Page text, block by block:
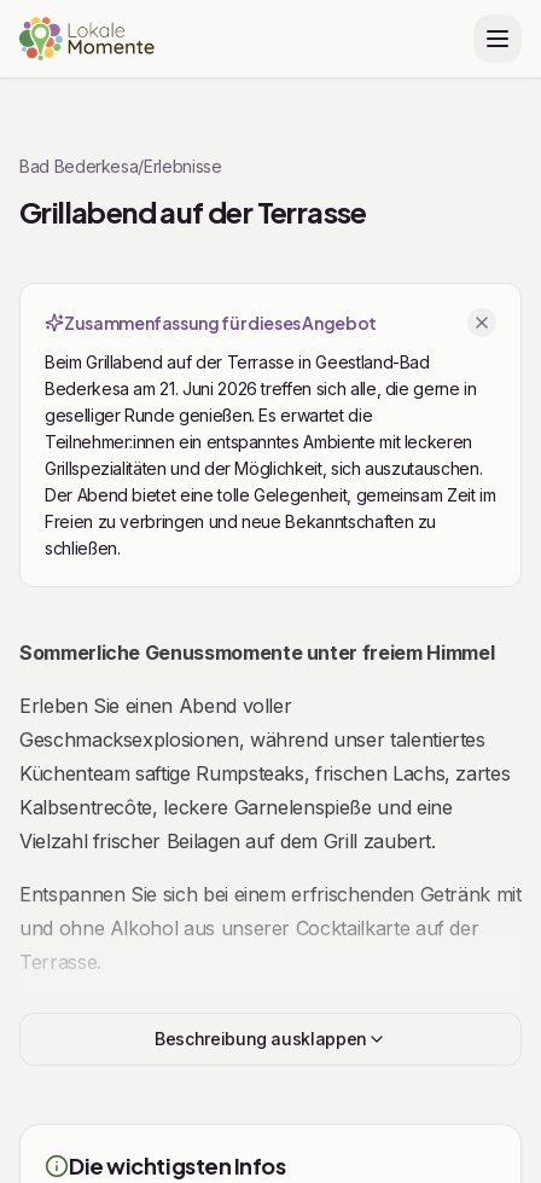
Bad Bederkesa/Erlebnisse
Grillabend auf der Terrasse
Zusammenfassung für dieses Angebot
Beim Grillabend auf der Terrasse in Geestland-Bad
Bederkesa am 21. Juni 2026 treffen sich alle, die gerne in
geselliger Runde genießen. Es erwartet die
Teilnehmer:innen ein entspanntes Ambiente mit leckeren
Grillspezialitäten und der Möglichkeit, sich auszutauschen.
Der Abend bietet eine tolle Gelegenheit, gemeinsam Zeit im
Freien zu verbringen und neue Bekanntschaften zu
schließen.
Beschreibung
Sommerliche Genussmomente unter freiem Himmel
Erleben Sie einen Abend voller
Geschmacksexplosionen, während unser talentiertes
Küchenteam saftige Rumpsteaks, frischen Lachs, zartes
Kalbsentrecôte, leckere Garnelenspieße und eine
Vielzahl frischer Beilagen auf dem Grill zaubert.
Entspannen Sie sich bei einem erfrischenden Getränk mit
und ohne Alkohol aus unserer Cocktailkarte auf der
Terrasse.
vielfältige Auswahl an gegrilltem Gemüse und köstlichen
Sonntag, 26.07.2026 | Sonntag, 30.08.2026
Beschreibung ausklappen
Die wichtigsten Infos